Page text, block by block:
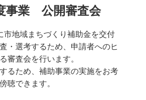
事業 公開審査会
地域まちづくり補助金を交付
・選考するため、申請者へのヒ
審査会を行います。
るため、補助事業の実施をお考
聴できます。